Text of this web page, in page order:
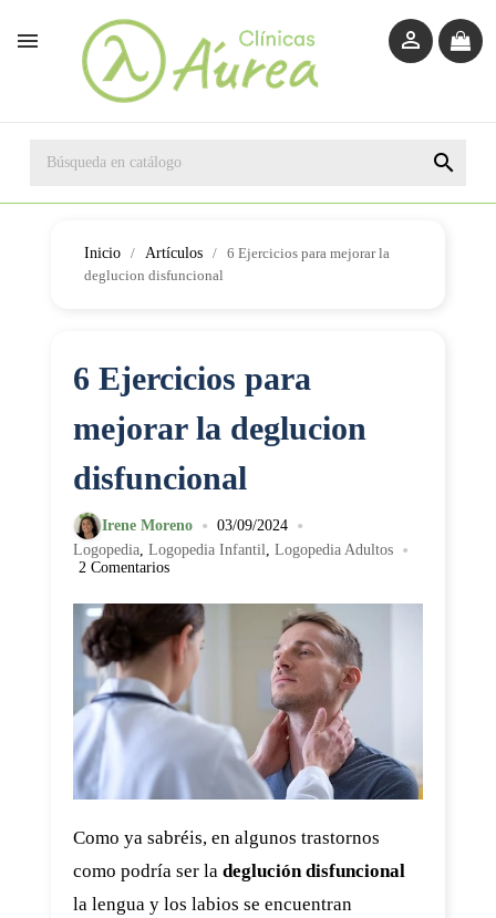
 

Inicio Artículos
6 Ejercicios para mejorar la
deglucion disfuncional
6 Ejercicios para
mejorar la deglucion
disfuncional
Irene Moreno • 03/09/2024 •
Logopedia, Logopedia Infantil, Logopedia Adultos •
2 Comentarios
Como ya sabréis, en algunos trastornos
como podría ser la deglución disfuncional
la lengua y los labios se encuentran